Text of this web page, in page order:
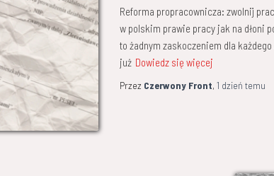
Reforma propracownicza: zwolnij
w polskim prawie pracy jak na dłoni
to żadnym zaskoczeniem dla
już Dowiedz się więcej
Przez Czerwony Front, 1 dzień temu